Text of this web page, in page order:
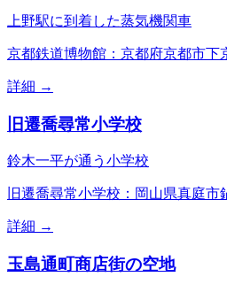
上野駅に到着した蒸気機関車
京都鉄道博物館：京都府京都市下
詳細 →
旧遷喬尋常小学校
鈴木一平が通う小学校
旧遷喬尋常小学校：岡山県真庭市
詳細 →
玉島通町商店街の空地